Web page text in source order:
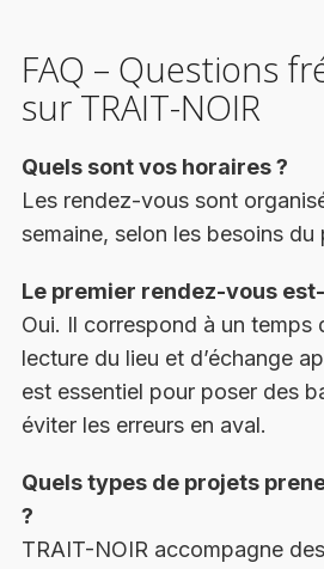
FAQ – Questions
sur TRAIT-NOIR
Quels sont vos horaires ?
Les rendez-vous sont
semaine, selon les besoins du
Le premier rendez-vous
Oui. Il correspond à un temps
lecture du lieu et d’échange
est essentiel pour poser des
éviter les erreurs en aval.
Quels types de projets
?
TRAIT-NOIR accompagne